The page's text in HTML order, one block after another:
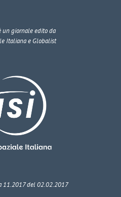
giornale edito da
Italiana e Globalist
11.2017 del 02.02.2017